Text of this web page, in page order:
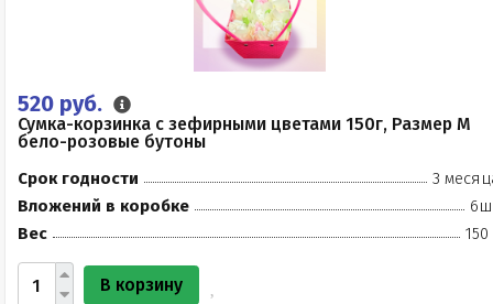
520 руб.
Сумка-корзинка с зефирными цветами 150г, Размер М
бело-розовые бутоны
Срок годности
3
Вложений в коробке
Вес
150
В корзину